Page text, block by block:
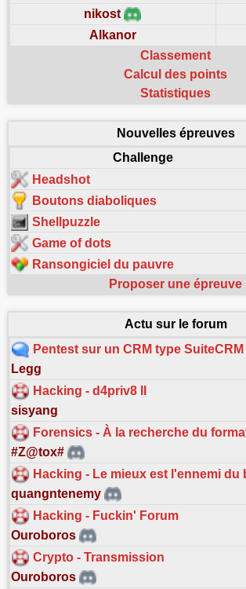
nikost
Alkanor
Classement
Calcul des points
Statistiques
Nouvelles épreuves
Challenge
Headshot
Boutons diaboliques
Shellpuzzle
Game of dots
Ransongiciel du pauvre
Proposer une épreuve
Actu sur le forum
Pentest sur un CRM type SuiteCRM
Legg
Hacking - d4priv8 II
sisyang
Forensics - À la recherche du
#Z@tox#
Hacking - Le mieux est l'ennemi du
quangntenemy
Hacking - Fuckin' Forum
Ouroboros
Crypto - Transmission
Ouroboros